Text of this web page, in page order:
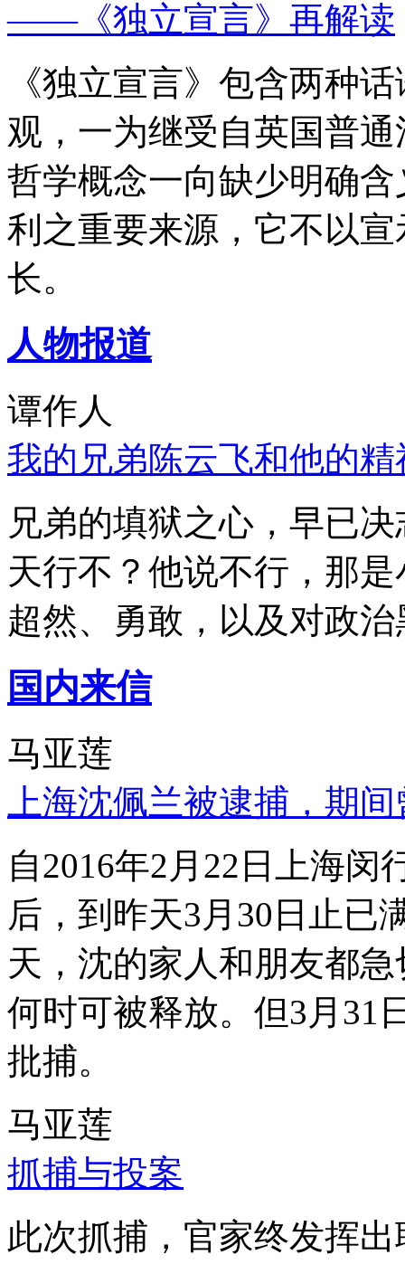
——《独立宣言》再解读
《独立宣言》包含两种
观，一为继受自英国普
哲学概念一向缺少明确
利之重要来源，它不以
长。
人物报道
谭作人
我的兄弟陈云飞和他的
兄弟的填狱之心，早已
天行不？他说不行，那
超然、勇敢，以及对政
国内来信
马亚莲
上海沈佩兰被逮捕，期
自2016年2月22日上海
后，到昨天3月30日止已
天，沈的家人和朋友都
何时可被释放。但3月31
批捕。
马亚莲
抓捕与投案
此次抓捕，官家终发挥